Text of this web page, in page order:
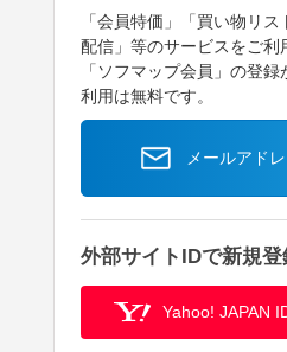
「会員特価」「買い物リ
配信」等のサービスをご利
「ソフマップ会員」の登
利用は無料です。
メールアド
外部サイトIDで新規登
Yahoo! JAPAN